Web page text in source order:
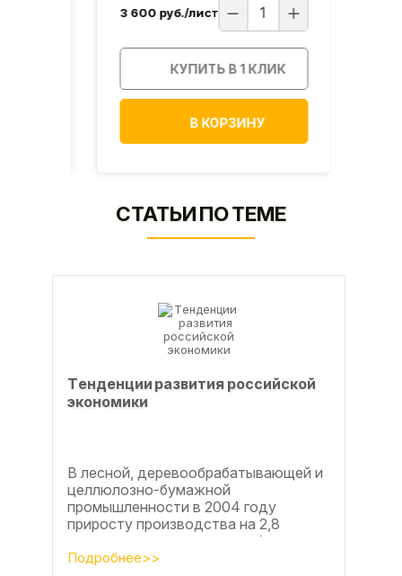
3 600руб./лист
КУПИТЬ В 1 КЛИК
В КОРЗИНУ
СТАТЬИ ПО ТЕМЕ
Тeндeнции paзвития poccийcкoй
экoнoмики
В лесной, деревообрабатывающей и
целлюлозно-бумажной
промышленности в 2004 году
приросту производства на 2,8
процента во многом способствовали
развитие тех подотраслей,
Подробнее>>